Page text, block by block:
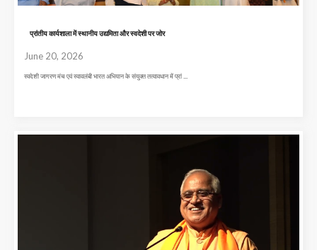
प्रांतीय कार्यशाला में स्थानीय उद्यमिता और स्वदेशी पर जोर
June 20, 2026
स्वदेशी जागरण मंच एवं स्वावलंबी भारत अभियान के संयुक्त तत्वावधान में प्रां ...